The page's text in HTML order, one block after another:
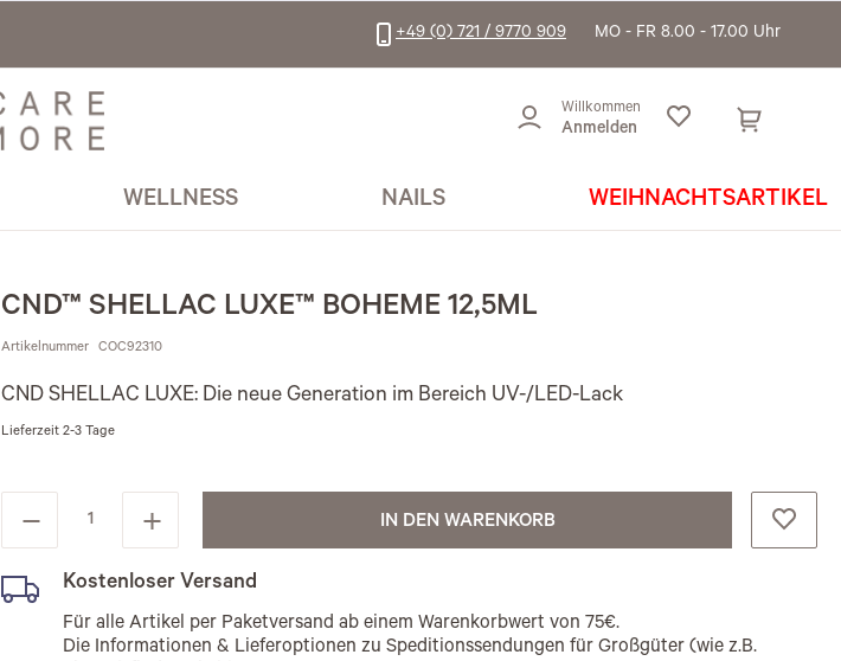
+49 (0) 721 / 9770 909 MO - FR 8.00 - 17.00 Uhr
Willkommen
Anmelden
WELLNESS NAILS WEIHNACHTSARTIKEL
CND™ SHELLAC LUXE™ BOHEME 12,5ML
Artikelnummer COC92310
CND SHELLAC LUXE: Die neue Generation im Bereich UV-/LED-Lack
Lieferzeit 2-3 Tage
IN DEN WARENKORB
Kostenloser Versand
Für alle Artikel per Paketversand ab einem Warenkorbwert von 75€.
Die Informationen & Lieferoptionen zu Speditionssendungen für Großgüter (wie z.B.